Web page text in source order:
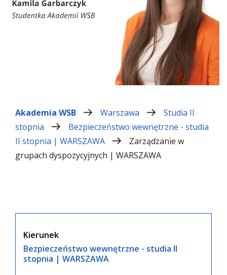
Akademia WSB Warszawa
Studia II
stopnia
Bezpieczeństwo wewnętrzne - studia
II stopnia | WARSZAWA
Zarządzanie w
grupach dyspozycyjnych | WARSZAWA
Kierunek
Bezpieczeństwo wewnętrzne - studia II
stopnia | WARSZAWA